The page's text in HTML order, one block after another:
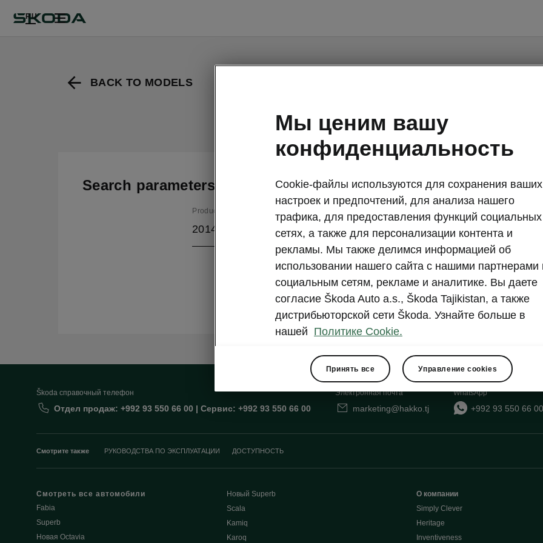
RU
BACK TO MODELS
Fabia II - Manuals
Search parameters
Production period
2014/11 Language
Show
Škoda cправочный телефон
Отдел продаж: +992 93 550 66 00 | Сервис: +992 93 550 66 00
Электронная почта
marketing@hakko.tj
WhatsApp
+992 93 550 66 00
Смотрите также РУКОВОДСТВА ПО ЭКСПЛУАТАЦИИ ДОСТУПНОСТЬ
Смотреть все автомобили
Fabia
Superb
Новая Octavia
Новый Superb
Scala
Kamiq
Karoq
О компании
Simply Clever
Heritage
Inventiveness
Мы ценим вашу
конфиденциальность
Cookie-файлы используются для сохранения ваших
настроек и предпочтений, для анализа нашего
трафика, для предоставления функций социальных
сетях, а также для персонализации контента и
рекламы. Мы также делимся информацией об
использовании нашего сайта с нашими партнерами
социальным сетям, рекламе и аналитике. Вы даете
согласие Škoda Auto a.s., Škoda Tajikistan, а также
дистрибьюторской сети Škoda. Узнайте больше в
нашей Политике Cookie.
Принять все Управление cookies